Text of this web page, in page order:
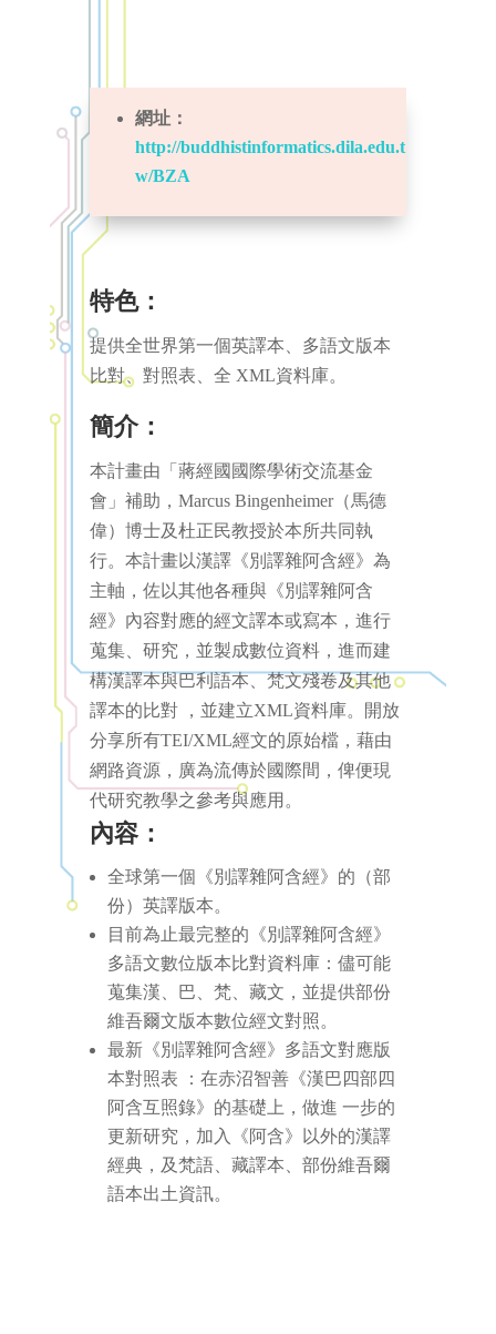
網址：
http://buddhistinformatics.dila.edu.t
w/BZA
特色：
提供全世界第一個英譯本、多語文版本
比對、對照表、全 XML資料庫。
簡介：
本計畫由「蔣經國國際學術交流基金
會」補助，Marcus Bingenheimer（馬德
偉）博士及杜正民教授於本所共同執
行。本計畫以漢譯《別譯雜阿含經》為
主軸，佐以其他各種與《別譯雜阿含
經》內容對應的經文譯本或寫本，進行
蒐集、研究，並製成數位資料，進而建
構漢譯本與巴利語本、梵文殘卷及其他
譯本的比對 ，並建立XML資料庫。開放
分享所有TEI/XML經文的原始檔，藉由
網路資源，廣為流傳於國際間，俾便現
代研究教學之參考與應用。
內容：
全球第一個《別譯雜阿含經》的（部
份）英譯版本。
目前為止最完整的《別譯雜阿含經》
多語文數位版本比對資料庫：儘可能
蒐集漢、巴、梵、藏文，並提供部份
維吾爾文版本數位經文對照。
最新《別譯雜阿含經》多語文對應版
本對照表 ：在赤沼智善《漢巴四部四
阿含互照錄》的基礎上，做進 一步的
更新研究，加入《阿含》以外的漢譯
經典，及梵語、藏譯本、部份維吾爾
語本出土資訊。